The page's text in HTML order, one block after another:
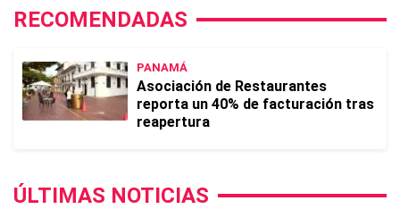
RECOMENDADAS
PANAMÁ
Asociación de Restaurantes
reporta un 40% de facturación tras
reapertura
ÚLTIMAS NOTICIAS